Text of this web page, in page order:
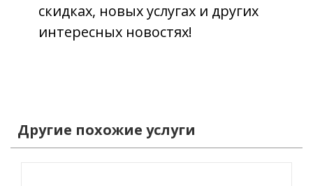
скидках, новых услугах и других
интересных новостях!
Другие похожие услуги